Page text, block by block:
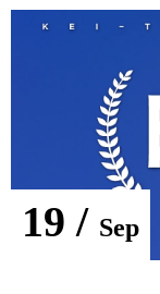
19 / Sep